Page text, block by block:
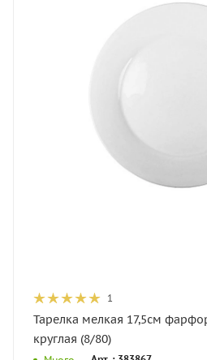
1
Тарелка мелкая 17,5см
круглая (8/80)